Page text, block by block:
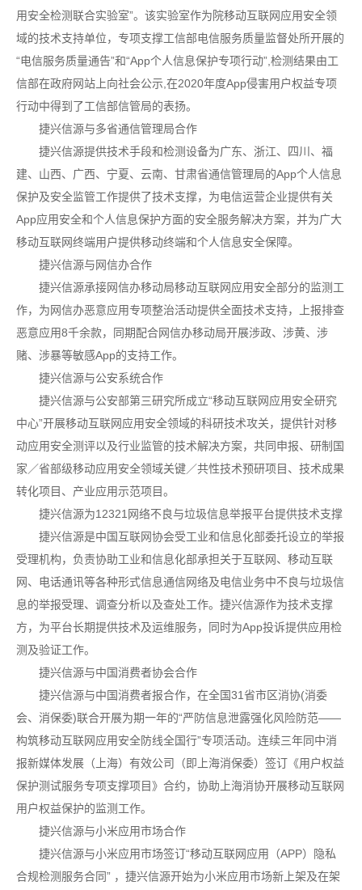
用安全检测联合实验室”。该实验室作为院移动互联网应用安全领
域的技术支持单位，专项支撑工信部电信服务质量监督处所开展的
“电信服务质量通告”和“App个人信息保护专项行动”,检测结果由工
信部在政府网站上向社会公示,在2020年度App侵害用户权益专项
行动中得到了工信部信管局的表扬。
捷兴信源与多省通信管理局合作
捷兴信源提供技术手段和检测设备为广东、浙江、四川、福
建、山西、广西、宁夏、云南、甘肃省通信管理局的App个人信息
保护及安全监管工作提供了技术支撑，为电信运营企业提供有关
App应用安全和个人信息保护方面的安全服务解决方案，并为广大
移动互联网终端用户提供移动终端和个人信息安全保障。
捷兴信源与网信办合作
捷兴信源承接网信办移动局移动互联网应用安全部分的监测工
作，为网信办恶意应用专项整治活动提供全面技术支持，上报排查
恶意应用8千余款，同期配合网信办移动局开展涉政、涉黄、涉
赌、涉暴等敏感App的支持工作。
捷兴信源与公安系统合作
捷兴信源与公安部第三研究所成立“移动互联网应用安全研究
中心”开展移动互联网应用安全领域的科研技术攻关，提供针对移
动应用安全测评以及行业监管的技术解决方案，共同申报、研制国
家／省部级移动应用安全领域关键／共性技术预研项目、技术成果
转化项目、产业应用示范项目。
捷兴信源为12321网络不良与垃圾信息举报平台提供技术支撑
捷兴信源是中国互联网协会受工业和信息化部委托设立的举报
受理机构，负责协助工业和信息化部承担关于互联网、移动互联
网、电话通讯等各种形式信息通信网络及电信业务中不良与垃圾信
息的举报受理、调查分析以及查处工作。捷兴信源作为技术支撑
方，为平台长期提供技术及运维服务，同时为App投诉提供应用检
测及验证工作。
捷兴信源与中国消费者协会合作
捷兴信源与中国消费者报合作，在全国31省市区消协(消委
会、消保委)联合开展为期一年的“严防信息泄露强化风险防范——
构筑移动互联网应用安全防线全国行”专项活动。连续三年同中消
报新媒体发展（上海）有效公司（即上海消保委）签订《用户权益
保护测试服务专项支撑项目》合约，协助上海消协开展移动互联网
用户权益保护的监测工作。
捷兴信源与小米应用市场合作
捷兴信源与小米应用市场签订“移动互联网应用（APP）隐私
合规检测服务合同” ，捷兴信源开始为小米应用市场新上架及在架